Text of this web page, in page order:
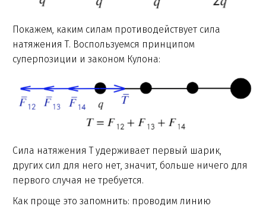
Покажем, каким силам противодействует сила
натяжения Т. Воспользуемся принципом
суперпозиции и законом Кулона:
Сила натяжения Т удерживает первый шарик,
других сил для него нет, значит, больше ничего для
первого случая не требуется.
Как проще это запомнить: проводим линию